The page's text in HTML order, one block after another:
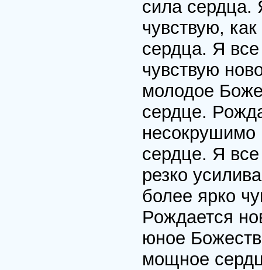
сила сердца.
чувствую,
сердца. Я
чувствую
молодое
сердце.
несокрушимо
сердце. Я
резко
более ярко
Рождается
юное
мощное